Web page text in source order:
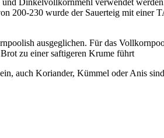
Dinkelvollkornmehl verwendet
200-230 wurde der Sauerteig mit
ausgeglichen. Für das
zu einer saftigeren Krume führt
auch Koriander, Kümmel oder Anis